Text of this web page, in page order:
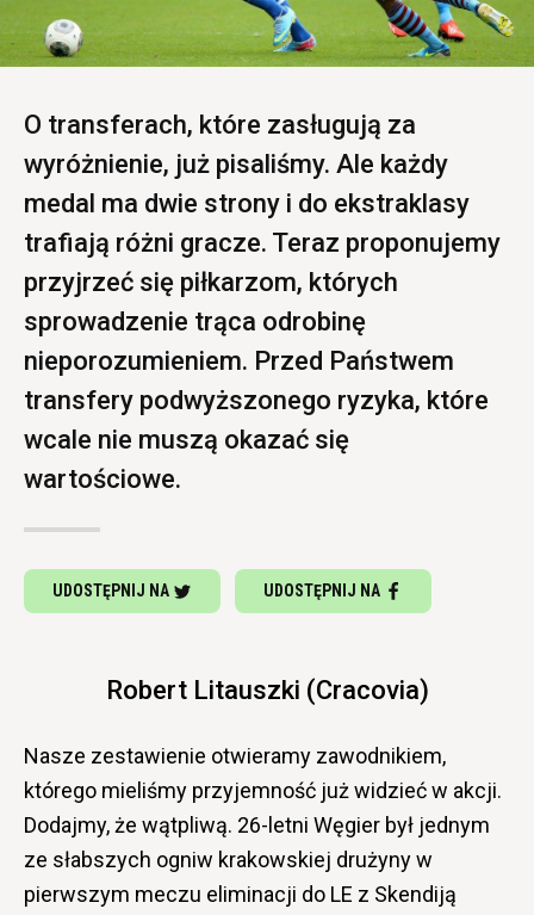
O transferach, które zasługują za
wyróżnienie, już pisaliśmy. Ale każdy
medal ma dwie strony i do ekstraklasy
trafiają różni gracze. Teraz proponujemy
przyjrzeć się piłkarzom, których
sprowadzenie trąca odrobinę
nieporozumieniem. Przed Państwem
transfery podwyższonego ryzyka, które
wcale nie muszą okazać się
wartościowe.
UDOSTĘPNIJ NA UDOSTĘPNIJ NA
Robert Litauszki (Cracovia)
Nasze zestawienie otwieramy zawodnikiem,
którego mieliśmy przyjemność już widzieć w akcji.
Dodajmy, że wątpliwą. 26-letni Węgier był jednym
ze słabszych ogniw krakowskiej drużyny w
pierwszym meczu eliminacji do LE z Skendiją